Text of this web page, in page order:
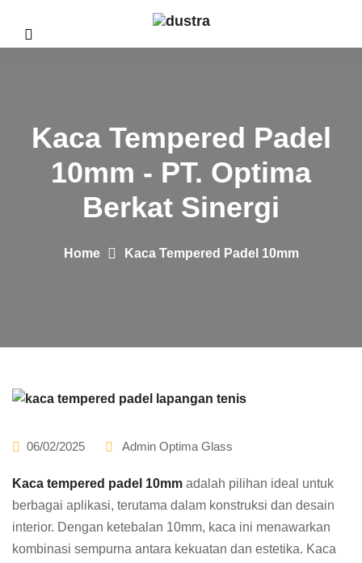
Kaca Tempered Padel
10mm - PT. Optima
Berkat Sinergi
Home Kaca Tempered Padel 10mm
06/02/2025 Admin Optima Glass
Kaca tempered padel 10mm adalah pilihan ideal untuk
berbagai aplikasi, terutama dalam konstruksi dan desain
interior. Dengan ketebalan 10mm, kaca ini menawarkan
kombinasi sempurna antara kekuatan dan estetika. Kaca